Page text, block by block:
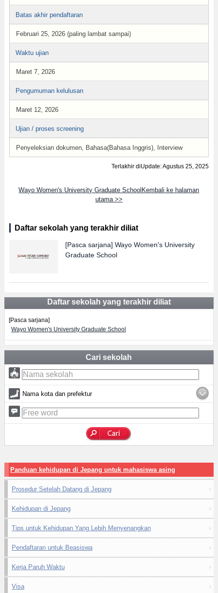
Batas akhir pendaftaran
Februari 25, 2026 (paling lambat sampai)
Waktu ujian
Maret 7, 2026
Pengumuman kelulusan
Maret 12, 2026
Ujian / proses screening
Penyeleksian dokumen, Bahasa(Bahasa Inggris), Interview
Terlakhir diUpdate: Agustus 25, 2025
Wayo Women's University Graduate SchoolKembali ke halaman
utama >>
Daftar sekolah yang terakhir diliat
[Pasca sarjana] Wayo Women's University
Graduate School
Daftar sekolah yang terakhir diliat
[Pasca sarjana]
Wayo Women's University Graduate School
Cari sekolah
Nama kota dan prefektur
Panduan kehidupan di Jepang untuk mahasiswa asing
Prosedur Setelah Datang di Jepang
Kehidupan di Jepang
Tips untuk Kehidupan Yang Lebih Menyenangkan
Pendaftaran untuk Beasiswa
Kerja Paruh Waktu
Visa